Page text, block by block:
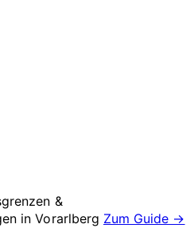
&
inVorarlberg Zum Guide →